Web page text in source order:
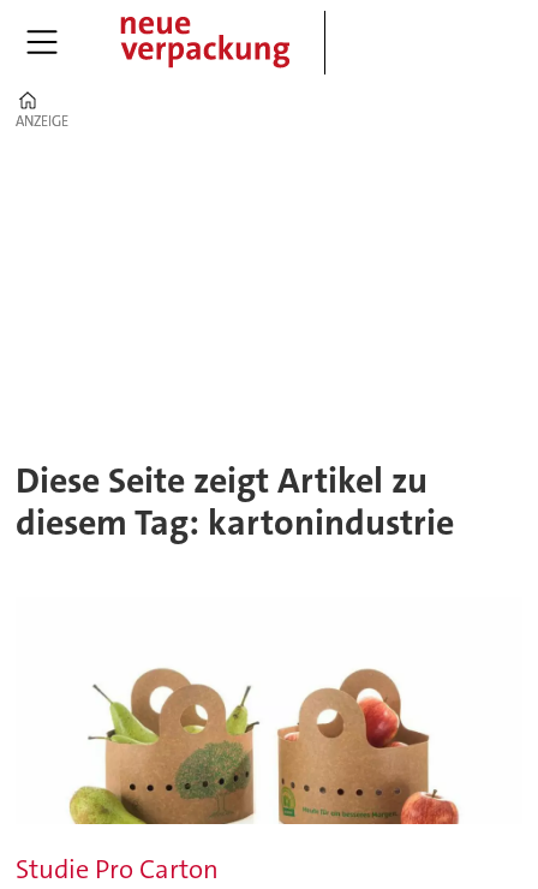
ANZEIGE
ANZEIGE
Diese Seite zeigt Artikel zu
diesem Tag: kartonindustrie
Studie Pro Carton